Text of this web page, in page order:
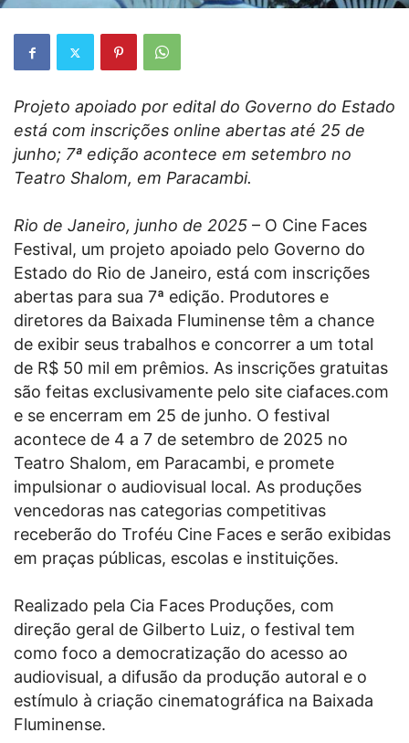
Projeto apoiado por edital do Governo do Estado
está com inscrições online abertas até 25 de
junho; 7ª edição acontece em setembro no
Teatro Shalom, em Paracambi.
Rio de Janeiro, junho de 2025 – O Cine Faces
Festival, um projeto apoiado pelo Governo do
Estado do Rio de Janeiro, está com inscrições
abertas para sua 7ª edição. Produtores e
diretores da Baixada Fluminense têm a chance
de exibir seus trabalhos e concorrer a um total
de R$ 50 mil em prêmios. As inscrições gratuitas
são feitas exclusivamente pelo site ciafaces.com
e se encerram em 25 de junho. O festival
acontece de 4 a 7 de setembro de 2025 no
Teatro Shalom, em Paracambi, e promete
impulsionar o audiovisual local. As produções
vencedoras nas categorias competitivas
receberão do Troféu Cine Faces e serão exibidas
em praças públicas, escolas e instituições.
Realizado pela Cia Faces Produções, com
direção geral de Gilberto Luiz, o festival tem
como foco a democratização do acesso ao
audiovisual, a difusão da produção autoral e o
estímulo à criação cinematográfica na Baixada
Fluminense.